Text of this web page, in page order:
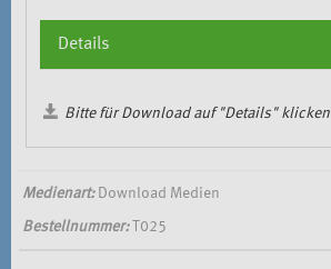
Details
Bitte für Download auf "Details" klicken
Medienart:Download Medien
Bestellnummer:T025